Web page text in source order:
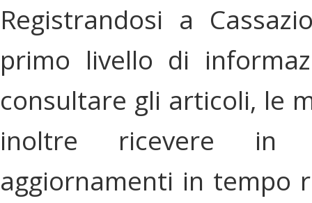
Registrandosi a
primo livello di
consultare gli articoli, le
inoltre ricevere in
aggiornamenti in tempo